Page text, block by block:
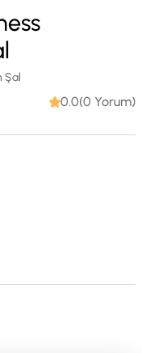
Şal
0.0(0 Yorum)